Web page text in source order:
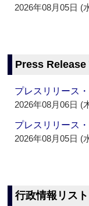
2026年08月05日 (
Press
プレスリリース
2026年08月06日 (
プレスリリース
2026年08月05日 (
行政情報リスト